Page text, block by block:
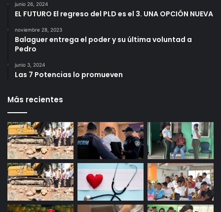
junio 26, 2024
EL FUTURO El regreso del PLD es el 3. UNA OPCIÓN NUEVA
noviembre 28, 2023
Balaguer entrega el poder y su última voluntad a
Pedro
junio 3, 2024
Las 7 Potencias lo promueven
Más recientes